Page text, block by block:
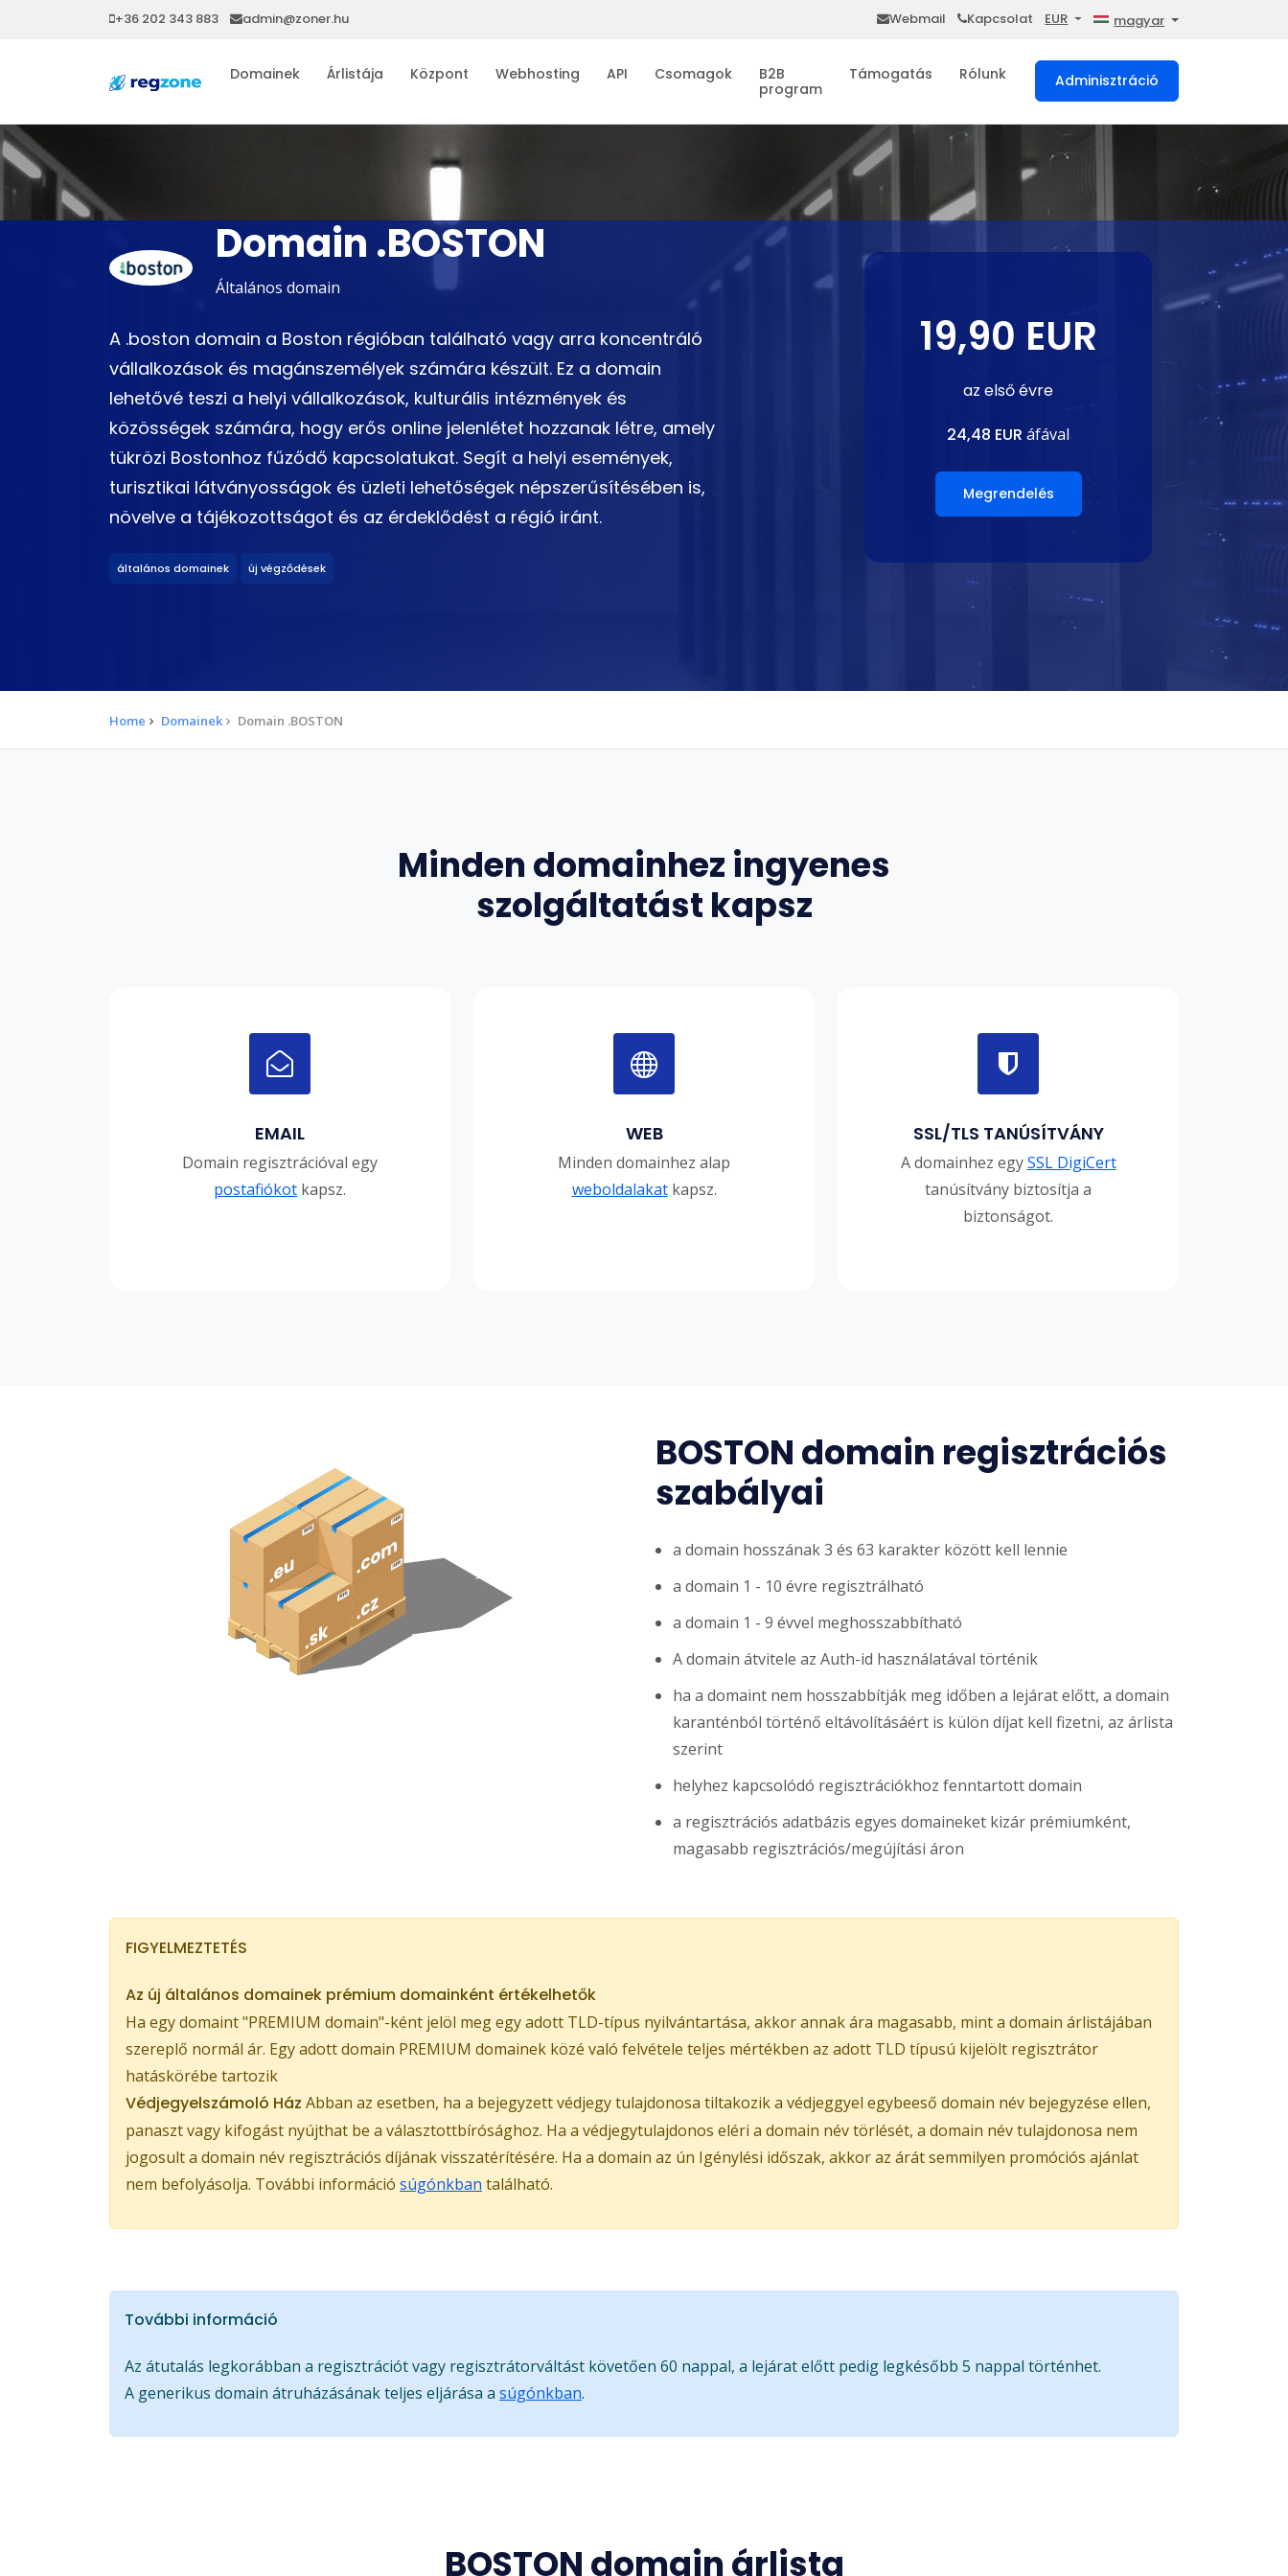
+36 202 343 883 admin@zoner.hu Webmail Kapcsolat EUR magyar
Domainek Árlistája Központ Webhosting API Csomagok
B2B
program
Támogatás Rólunk Adminisztráció
Domain .BOSTON
Általános domain
A .boston domain a Boston régióban található vagy arra koncentráló
vállalkozások és magánszemélyek számára készült. Ez a domain
lehetővé teszi a helyi vállalkozások, kulturális intézmények és
közösségek számára, hogy erős online jelenlétet hozzanak létre, amely
tükrözi Bostonhoz fűződő kapcsolatukat. Segít a helyi események,
turisztikai látványosságok és üzleti lehetőségek népszerűsítésében is,
növelve a tájékozottságot és az érdeklődést a régió iránt.
általános domainek új végződések
19,90 EUR
az első évre
24,48 EUR áfával
Megrendelés
Home Domainek Domain .BOSTON
Minden domainhez ingyenes
szolgáltatást kapsz
EMAIL
Domain regisztrációval egy
postafiókot kapsz.
WEB
Minden domainhez alap
weboldalakatkapsz.
SSL/TLS TANÚSÍTVÁNY
A domainhez egySSL DigiCert
tanúsítvány biztosítja a
biztonságot.
BOSTON domain regisztrációs
szabályai
a domain hosszának 3 és 63 karakter között kell lennie
a domain 1 - 10 évre regisztrálható
a domain 1 - 9 évvel meghosszabbítható
A domain átvitele az Auth-id használatával történik
ha a domaint nem hosszabbítják meg időben a lejárat előtt, a domain
karanténból történő eltávolításáért is külön díjat kell fizetni, az árlista
szerint
helyhez kapcsolódó regisztrációkhoz fenntartott domain
a regisztrációs adatbázis egyes domaineket kizár prémiumként,
magasabb regisztrációs/megújítási áron
FIGYELMEZTETÉS
Az új általános domainek prémium domainként értékelhetők
Ha egy domaint "PREMIUM domain"-ként jelöl meg egy adott TLD-típus nyilvántartása, akkor annak ára magasabb, mint a domain árlistájában
szereplő normál ár. Egy adott domain PREMIUM domainek közé való felvétele teljes mértékben az adott TLD típusú kijelölt regisztrátor
hatáskörébe tartozik
Védjegyelszámoló Ház Abban az esetben, ha a bejegyzett védjegy tulajdonosa tiltakozik a védjeggyel egybeeső domain név bejegyzése ellen,
panaszt vagy kifogást nyújthat be a választottbírósághoz. Ha a védjegytulajdonos eléri a domain név törlését, a domain név tulajdonosa nem
jogosult a domain név regisztrációs díjának visszatérítésére. Ha a domain az ún Igénylési időszak, akkor az árát semmilyen promóciós ajánlat
nem befolyásolja. További információ súgónkban található.
További információ
Az átutalás legkorábban a regisztrációt vagy regisztrátorváltást követően 60 nappal, a lejárat előtt pedig legkésőbb 5 nappal történhet.
A generikus domain átruházásának teljes eljárása a súgónkban.
BOSTON domain árlista